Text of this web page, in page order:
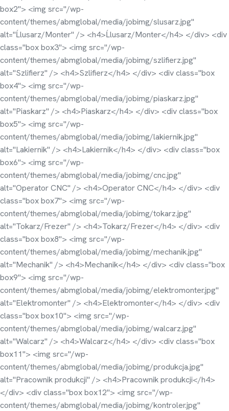
box2"> <img src="/wp-
content/themes/abmglobal/media/jobimg/slusarz.jpg"
alt="Ĺlusarz/Monter" /> <h4>Ĺlusarz/Monter</h4> </div> <div
class="box box3"> <img src="/wp-
content/themes/abmglobal/media/jobimg/szlifierz.jpg"
alt="Szlifierz" /> <h4>Szlifierz</h4> </div> <div class="box
box4"> <img src="/wp-
content/themes/abmglobal/media/jobimg/piaskarz.jpg"
alt="Piaskarz" /> <h4>Piaskarz</h4> </div> <div class="box
box5"> <img src="/wp-
content/themes/abmglobal/media/jobimg/lakiernik.jpg"
alt="Lakiernik" /> <h4>Lakiernik</h4> </div> <div class="box
box6"> <img src="/wp-
content/themes/abmglobal/media/jobimg/cnc.jpg"
alt="Operator CNC" /> <h4>Operator CNC</h4> </div> <div
class="box box7"> <img src="/wp-
content/themes/abmglobal/media/jobimg/tokarz.jpg"
alt="Tokarz/Frezer" /> <h4>Tokarz/Frezer</h4> </div> <div
class="box box8"> <img src="/wp-
content/themes/abmglobal/media/jobimg/mechanik.jpg"
alt="Mechanik" /> <h4>Mechanik</h4> </div> <div class="box
box9"> <img src="/wp-
content/themes/abmglobal/media/jobimg/elektromonter.jpg"
alt="Elektromonter" /> <h4>Elektromonter</h4> </div> <div
class="box box10"> <img src="/wp-
content/themes/abmglobal/media/jobimg/walcarz.jpg"
alt="Walcarz" /> <h4>Walcarz</h4> </div> <div class="box
box11"> <img src="/wp-
content/themes/abmglobal/media/jobimg/produkcja.jpg"
alt="Pracownik produkcji" /> <h4>Pracownik produkcji</h4>
</div> <div class="box box12"> <img src="/wp-
content/themes/abmglobal/media/jobimg/kontroler.jpg"